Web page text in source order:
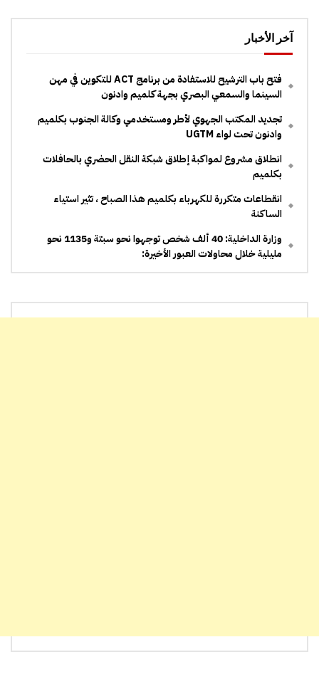
آخر الأخبار
فتح باب الترشيح للاستفادة من برنامج ACT للتكوين في مهن
السينما والسمعي البصري بجهة كلميم وادنون
تجديد المكتب الجهوي لأطر ومستخدمي وكالة الجنوب بكلميم
وادنون تحت لواء UGTM
انطلاق مشروع لمواكبة إطلاق شبكة النقل الحضري بالحافلات
بكلميم
انقطاعات متكررة للكهرباء بكلميم هذا الصباح ، تثير استياء
الساكنة
وزارة الداخلية: 40 ألف شخص توجهوا نحو سبتة و1135 نحو
مليلية خلال محاولات العبور الأخيرة: